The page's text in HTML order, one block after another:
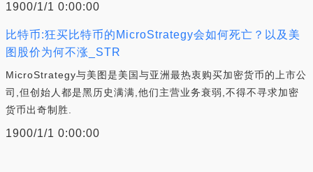
1900/1/1 0:00:00
比特币:狂买比特币的MicroStrategy会如何死亡？以及美
图股价为何不涨_STR
MicroStrategy与美图是美国与亚洲最热衷购买加密货币的上市公
司,但创始人都是黑历史满满,他们主营业务衰弱,不得不寻求加密
货币出奇制胜.
1900/1/1 0:00:00